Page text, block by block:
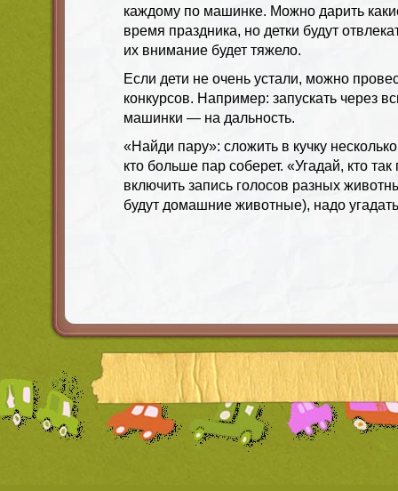
каждому по машинке. Можно дарить
время праздника, но детки будут
их внимание будет тяжело.
Если дети не очень устали, можно
конкурсов. Например: запускать через
машинки — на дальность.
«Hайди паpу»: сложить в кучку
кто больше пар соберет. «Угадай, кто
включить запись голосов разных
будут домашние животные), надо